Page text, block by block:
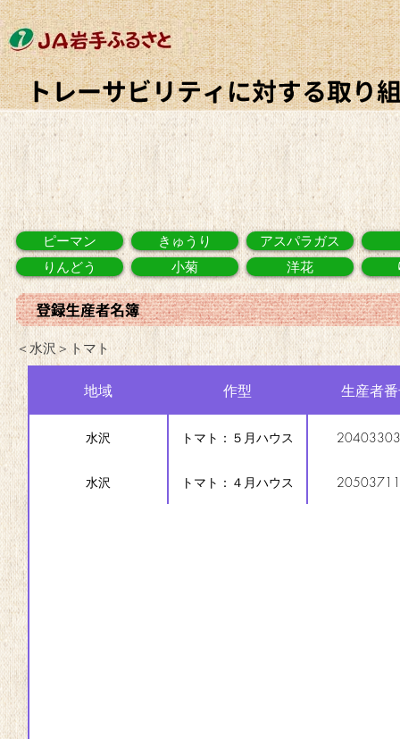
ピーマン きゅうり
アスパラガス
りんどう
小菊 洋花
＜水沢＞トマト
地域 作型 生産者
水沢 トマト：５月ハウス
水沢 トマト：４月ハウス